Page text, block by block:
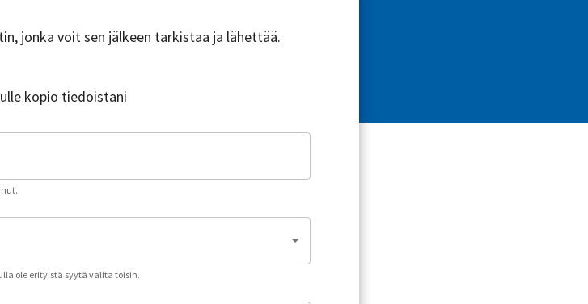
jonka voit sen jälkeen tarkistaa ja lähettää.
kopio tiedoistani
ole erityistä syytä valita toisin.